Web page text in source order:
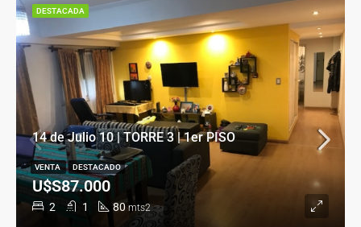
14 de Julio 10 | TORRE 3 | 1er PISO
2 1 80 mts2
U$S87.000
VENTA DESTACADO
DESTACADA